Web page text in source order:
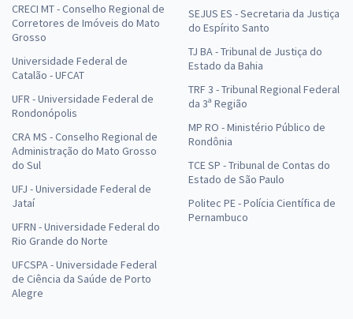
CRECI MT - Conselho Regional de
Corretores de Imóveis do Mato
Grosso
Universidade Federal de
Catalão - UFCAT
UFR - Universidade Federal de
Rondonópolis
CRA MS - Conselho Regional de
Administração do Mato Grosso
do Sul
UFJ - Universidade Federal de
Jataí
UFRN - Universidade Federal do
Rio Grande do Norte
UFCSPA - Universidade Federal
de Ciência da Saúde de Porto
Alegre
SEJUS ES - Secretaria da Justiça
do Espírito Santo
TJ BA - Tribunal de Justiça do
Estado da Bahia
TRF 3 - Tribunal Regional Federal
da 3ª Região
MP RO - Ministério Público de
Rondônia
TCE SP - Tribunal de Contas do
Estado de São Paulo
Politec PE - Polícia Científica de
Pernambuco